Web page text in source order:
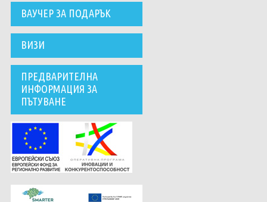
ВАУЧЕР ЗА ПОДАРЪК
ВИЗИ
ПРЕДВАРИТЕЛНА
ИНФОРМАЦИЯ ЗА
ПЪТУВАНЕ